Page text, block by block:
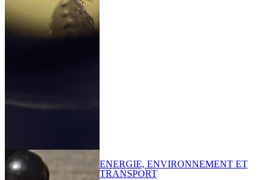
ENERGIE, ENVIRONNEMENT ET
TRANSPORT